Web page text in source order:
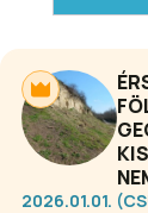
2026.01.01.